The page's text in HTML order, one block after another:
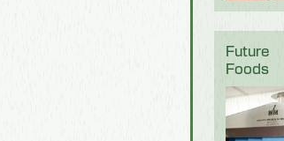
Future
Foods